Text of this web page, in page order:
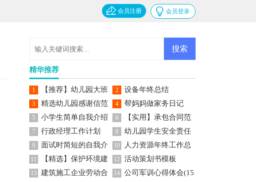
会员登录
会员注册
精华推荐
1
【推荐】幼儿园大班
美术教案
2 设备年终总结
3
精选幼儿园感谢信范
文七篇
4 帮妈妈做家务日记
5 小学生简单自我介绍 6
【实用】承包合同范
文锦集六篇
7 行政经理工作计划 8
幼儿园学生安全责任
书
9
面试时简短的自我介
绍范文
10
人力资源年终工作总
结
11
【精选】保护环境建
议书作文集锦5篇
12 活动策划书模板
13
建筑施工企业劳动合
14
公司军训心得体会(15